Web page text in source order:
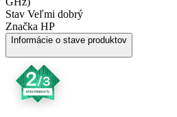
Stav Veľmi dobrý
Značka HP
Informácie o stave produktov